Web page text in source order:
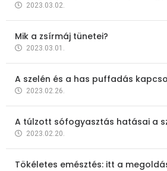
2023.03.02.
Mik a zsírmáj tünetei?
2023.03.01.
A szelén és a has puffadás
2023.02.26.
A túlzott sófogyasztás hatásai a
2023.02.20.
Tökéletes emésztés: itt a